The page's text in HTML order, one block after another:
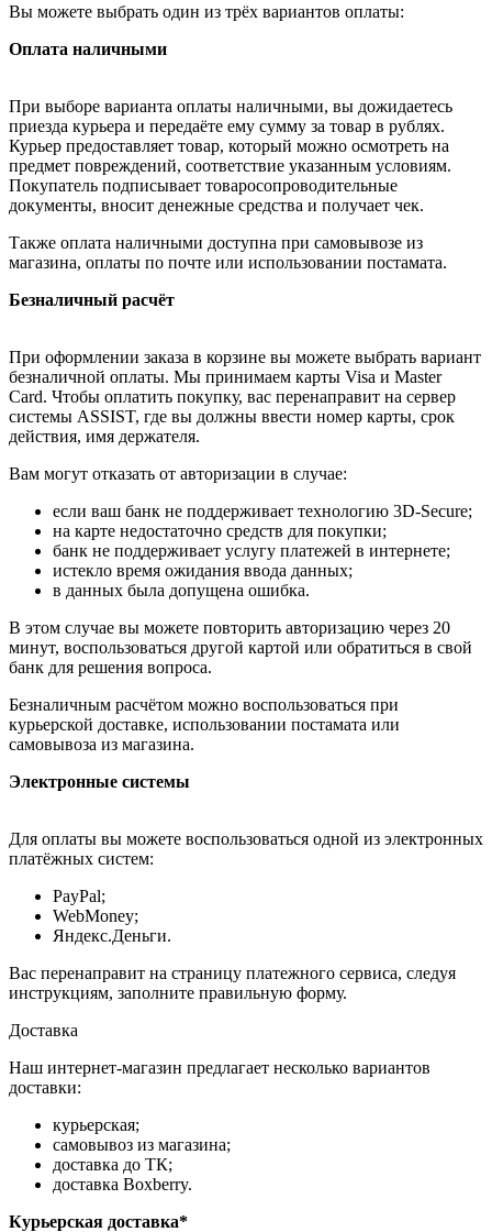
Вы можете выбрать один из трёх вариантов оплаты:
Оплата наличными
При выборе варианта оплаты наличными, вы дожидаетесь
приезда курьера и передаёте ему сумму за товар в рублях.
Курьер предоставляет товар, который можно осмотреть на
предмет повреждений, соответствие указанным условиям.
Покупатель подписывает товаросопроводительные
документы, вносит денежные средства и получает чек.
Также оплата наличными доступна при самовывозе из
магазина, оплаты по почте или использовании постамата.
Безналичный расчёт
При оформлении заказа в корзине вы можете выбрать вариант
безналичной оплаты. Мы принимаем карты Visa и Master
Card. Чтобы оплатить покупку, вас перенаправит на сервер
системы ASSIST, где вы должны ввести номер карты, срок
действия, имя держателя.
Вам могут отказать от авторизации в случае:
если ваш банк не поддерживает технологию 3D-Secure;
на карте недостаточно средств для покупки;
банк не поддерживает услугу платежей в интернете;
истекло время ожидания ввода данных;
в данных была допущена ошибка.
В этом случае вы можете повторить авторизацию через 20
минут, воспользоваться другой картой или обратиться в свой
банк для решения вопроса.
Безналичным расчётом можно воспользоваться при
курьерской доставке, использовании постамата или
самовывоза из магазина.
Электронные системы
Для оплаты вы можете воспользоваться одной из электронных
платёжных систем:
PayPal;
WebMoney;
Яндекс.Деньги.
Вас перенаправит на страницу платежного сервиса, следуя
инструкциям, заполните правильную форму.
Доставка
Наш интернет-магазин предлагает несколько вариантов
доставки:
курьерская;
самовывоз из магазина;
доставка до ТК;
доставка Boxberry.
Курьерская доставка*